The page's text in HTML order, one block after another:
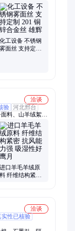
、不锈钢光亮
锈钢线、框架护
化工设备 不锈钢
雾面丝 支持定制
洽谈
验 河北邢台
料、山羊绒絮
、丝光英毛、驼
羊绒、纯羊毛
合絮片、细质羔
料、纺纱羊绒
进口羊毛羊绒原
料 纤维结构紧密
洽谈
实性已核验